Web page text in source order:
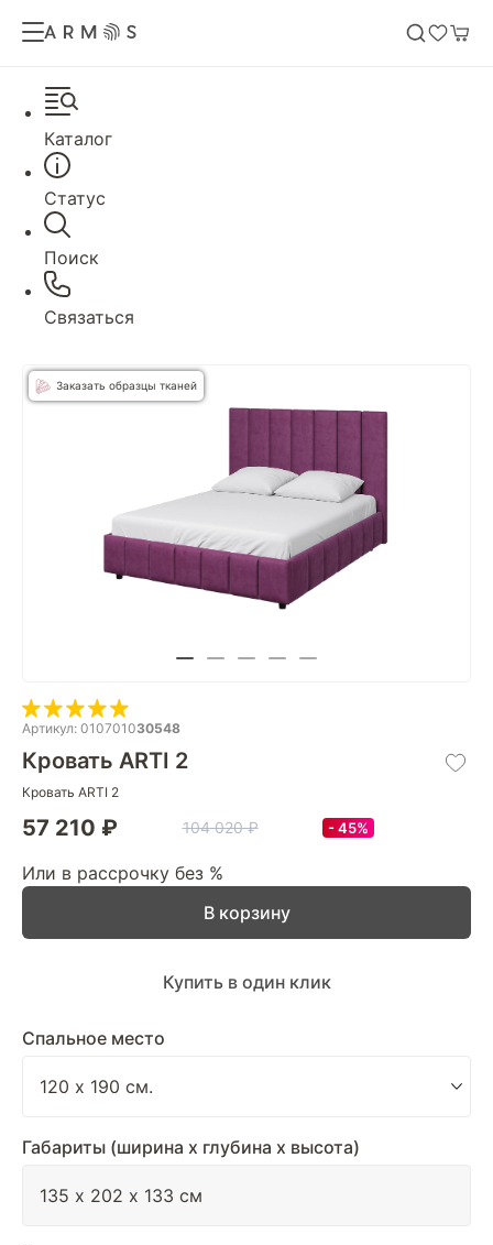
Каталог
Статус
Поиск
Связаться
Заказать образцы тканей
Артикул: 010701030548
Кровать ARTI 2
Кровать ARTI 2
57 210 ₽ 104 020 ₽ 45%
Или в рассрочку без %
Спальное место
Габариты (ширина х глубина х высота)
В корзину
Купить в один клик